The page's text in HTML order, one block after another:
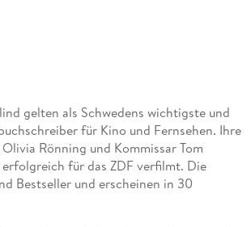
gelten als Schwedens wichtigste und
für Kino und Fernsehen. Ihre
Rönning und Kommissar Tom
für das ZDF verfilmt. Die
Bestseller und erscheinen in 30